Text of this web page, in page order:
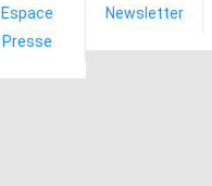
Espace
Presse
Newsletter